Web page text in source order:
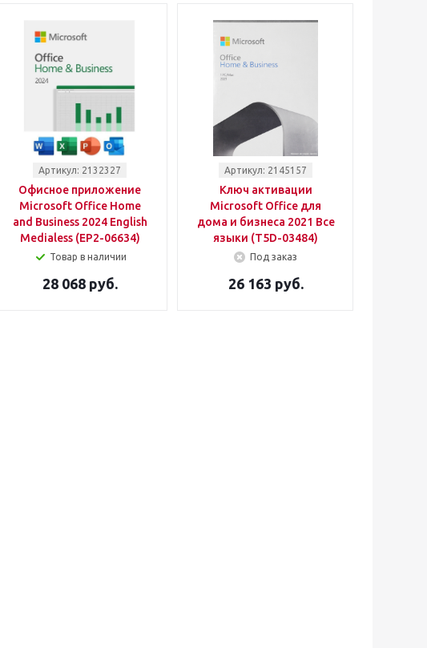
Артикул: 2132327
Офисное приложение
Microsoft Office Home
and Business 2024 English
Medialess (EP2-06634)
Товар в наличии
28 068 руб.
Артикул: 2145157
Ключ активации
Microsoft Office для
дома и бизнеса 2021 Все
языки (T5D-03484)
Под заказ
26 163 руб.